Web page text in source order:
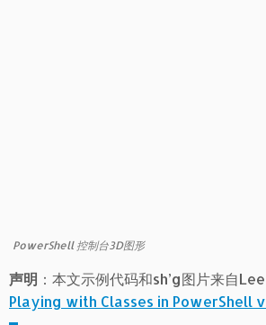
Playing with Classes in PowerShell
本文链接：https://
powershell-v5.html